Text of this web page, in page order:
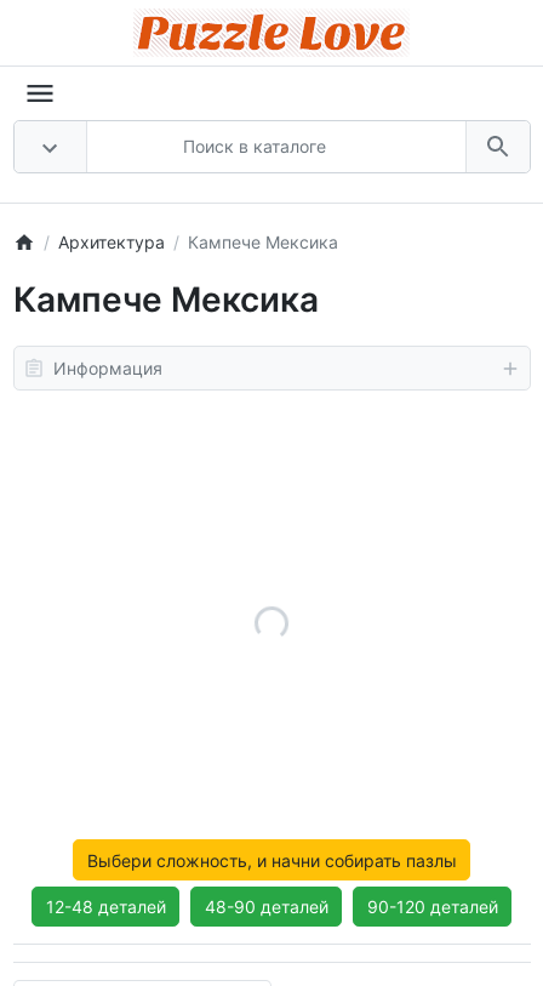
Архитектура Кампече Мексика
Кампече Мексика
Информация
Выбери сложность, и начни собирать пазлы
12-48 деталей 48-90 деталей 90-120 деталей